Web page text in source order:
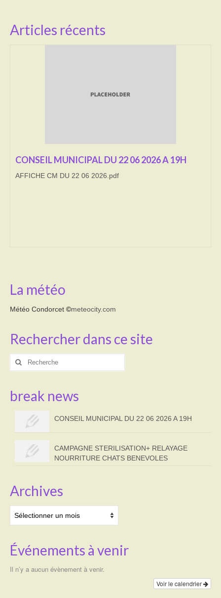
Service des eaux
Correspondants de presse
LE BRULAGE DES VEGETAUX
Articles récents
CONSEIL MUNICIPAL DU 22 06 2026 A 19H
AFFICHE CM DU 22 06 2026.pdf
La météo
Météo Condorcet ©meteocity.com
Rechercher dans ce site
Rechercher
break news
CONSEIL MUNICIPAL DU 22 06 2026 A 19H
CAMPAGNE STERILISATION+ RELAYAGE
NOURRITURE CHATS BENEVOLES
Archives
Événements à venir
Il n’y a aucun évènement à venir.
Voir le calendrier